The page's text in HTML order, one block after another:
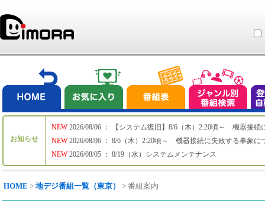
お知らせ
NEW
NEW
NEW
2026/08/06 ： 【システム復旧】8/6（木）2:20頃～ 機器接続
2026/08/06 ： 8/6（木）2:20頃～ 機器接続に失敗する事象に
2026/08/05 ： 8/19（水）システムメンテナンス
HOME > 地デジ番組一覧（東京） > 番組案内